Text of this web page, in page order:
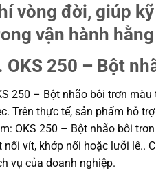
vòng đời, giúp
vận hành
OKS 250 – Bột
250 – Bột nhão bôi trơn
Trên thực tế, sản phẩm hỗ
OKS 250 – Bột nhão bôi
nối vít, khớp nối hoặc lưỡi lê..
vụ của doanh nghiệp.